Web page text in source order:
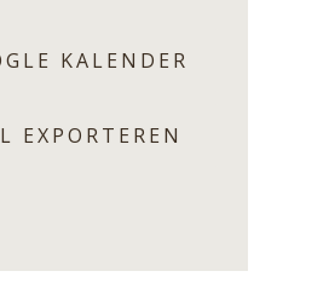
KALENDER
EXPORTEREN